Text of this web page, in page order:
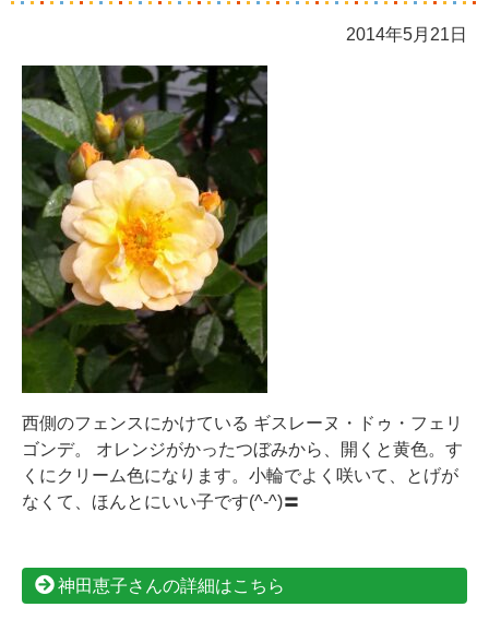
2014年5月21日
西側のフェンスにかけている ギスレーヌ・ドゥ・フェリ
ゴンデ。 オレンジがかったつぼみから、開くと黄色。す
くにクリーム色になります。小輪でよく咲いて、とげが
なくて、ほんとにいい子です(^-^)〓
神田恵子さんの詳細はこちら